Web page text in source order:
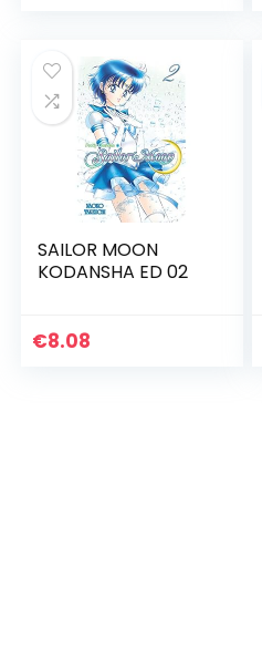
SAILOR MOON
KODANSHA ED 02
€8.08